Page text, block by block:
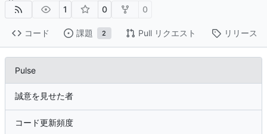
1 0 0
コード 課題 2 Pull リクエスト リリース
Pulse
誠意を見せた者
コード更新頻度